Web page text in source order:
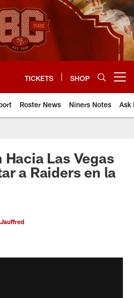
TICKETS SHOP
Roster News Niners Notes Ask
Las Vegas
a Raiders en la